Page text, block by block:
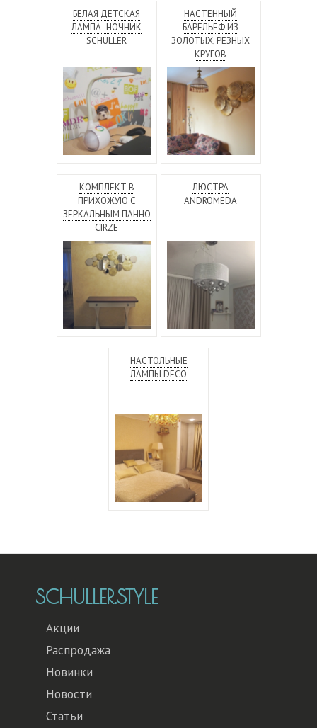
БЕЛАЯ ДЕТСКАЯ
ЛАМПА- НОЧНИК
SCHULLER
НАСТЕННЫЙ
БАРЕЛЬЕФ ИЗ
ЗОЛОТЫХ, РЕЗНЫХ
КРУГОВ
КОМПЛЕКТ В
ПРИХОЖУЮ C
ЗЕРКАЛЬНЫМ ПАННО
CIRZE
ЛЮСТРА
ANDROMEDA
НАСТОЛЬНЫЕ
ЛАМПЫ DECO
SCHULLER.STYLE
Акции
Распродажа
Новинки
Новости
Статьи